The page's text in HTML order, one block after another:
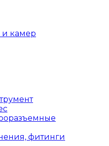
камер
фитинги